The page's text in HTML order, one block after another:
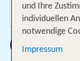
Wer reist mit?
2 Erwachsene
und Ihre
individuellen
notwendige
Impressum